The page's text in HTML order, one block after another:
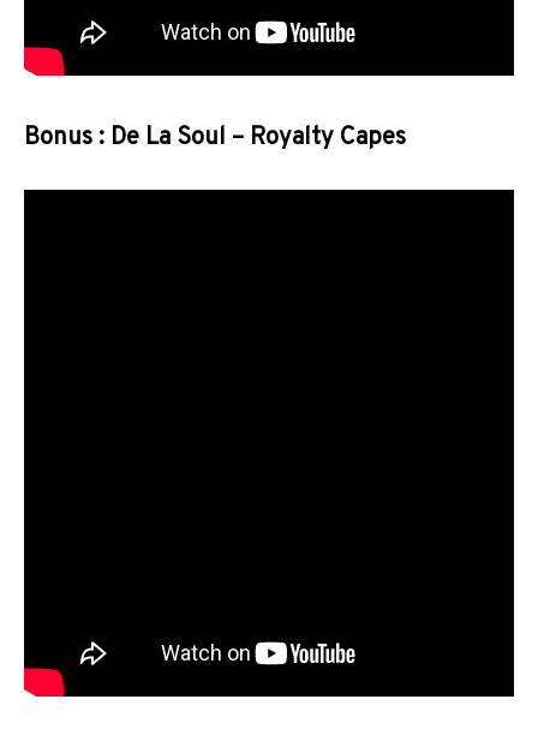
Bonus : De La Soul – Royalty Capes